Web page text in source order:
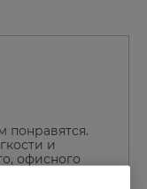
понравятся.
и
офисного
в